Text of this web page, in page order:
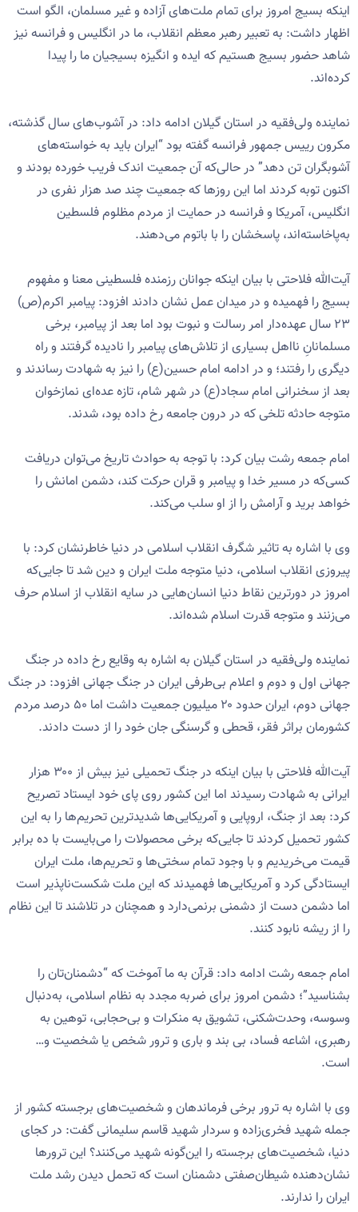
اینکه بسیج امروز برای تمام ملت‌های آزاده و‌ غیر مسلمان، الگو است
اظهار داشت: به تعبیر رهبر معظم انقلاب، ما در انگلیس و فرانسه نیز
شاهد حضور بسیج هستیم که ایده و انگیزه بسیجیان ما را پیدا
کرده‌اند.
نماینده ولی‌فقیه در استان گیلان ادامه داد: در آشوب‌های سال گذشته،
مکرون رییس جمهور فرانسه گفته بود “ایران باید به خواسته‌های
آشوبگران تن دهد” در حالی‌که آن جمعیت اندک فریب خورده بودند و
اکنون توبه کردند اما این روزها که جمعیت چند صد هزار نفری در
انگلیس، آمریکا و فرانسه در حمایت از مردم مظلوم فلسطین
به‌پاخاسته‌اند، پاسخشان را با باتوم می‌دهند.
آیت‌الله فلاحتی با بیان اینکه جوانان رزمنده فلسطینی معنا و مفهوم
بسیج را فهمیده و در میدان عمل نشان دادند افزود: پیامبر اکرم(ص)
۲۳ سال عهده‌دار امر رسالت و نبوت بود اما بعد از پیامبر، برخی
مسلمانانِ نااهل بسیاری از تلاش‌های پیامبر را نادیده گرفتند و راه
دیگری را رفتند؛ و در ادامه امام حسین(ع) را نیز به شهادت رساندند و
بعد از سخنرانی امام سجاد(ع) در شهر شام، تازه عده‌ای نمازخوان
متوجه حادثه تلخی که در درون جامعه رخ داده بود، شدند.
امام جمعه رشت بیان کرد: با توجه به حوادث تاریخ می‌توان دریافت
کسی‌که در مسیر خدا و پیامبر و قران حرکت کند، دشمن امانش را
خواهد برید و آرامش را از او سلب می‌کند.
وی با اشاره به تاثیر شگرف انقلاب اسلامی در دنیا خاطرنشان کرد: با
پیروزی انقلاب اسلامی، دنیا متوجه ملت ایران و دین شد تا جایی‌که
امروز در دورترین نقاط دنیا انسان‌هایی در سایه انقلاب از اسلام حرف‌
می‌زنند و متوجه قدرت اسلام شده‌اند.
نماینده ولی‌فقیه در استان گیلان به اشاره به وقایع رخ داده در جنگ
جهانی اول و دوم و اعلام بی‌طرفی ایران در جنگ جهانی افزود: در جنگ
جهانی دوم، ایران حدود ۲۰ میلیون جمعیت داشت اما ۵۰ درصد مردم
کشورمان براثر فقر، قحطی و گرسنگی جان خود را از دست دادند.
آیت‌الله فلاحتی با بیان اینکه در جنگ تحمیلی نیز بیش از ۳۰۰ هزار
ایرانی به شهادت رسیدند اما این کشور روی پای خود ایستاد تصریح
کرد: بعد از جنگ، اروپایی و آمریکایی‌ها شدیدترین تحریم‌ها را به این
کشور تحمیل کردند تا جایی‌که برخی محصولات را می‌بایست با ده برابر
قیمت می‌خریدیم و با وجود تمام سختی‌ها و تحریم‌ها، ملت ایران
ایستادگی کرد و آمریکایی‌ها فهمیدند که این ملت شکست‌ناپذیر است
اما دشمن دست از دشمنی برنمی‌دارد و همچنان در تلاشند تا این نظام
را از ریشه نابود کنند.
امام جمعه رشت ادامه داد: قرآن به ما آموخت که “دشمنان‌تان را
بشناسید”؛ دشمن امروز برای ضربه مجدد به نظام اسلامی، به‌دنبال
وسوسه، وحدت‌شکنی، تشویق به منکرات و بی‌حجابی، توهین به
رهبری، اشاعه فساد، بی بند و باری و ترور شخص یا شخصیت و…
است.
وی با اشاره به ترور برخی فرماندهان و شخصیت‌های برجسته کشور از
جمله شهید فخری‌زاده و سردار شهید قاسم سلیمانی گفت: در کجای
دنیا، شخصیت‌های برجسته را این‌گونه شهید می‌کنند؟ این ترورها
نشان‌دهنده شیطان‌صفتی دشمنان است که تحمل دیدن رشد ملت
ایران را ندارند.